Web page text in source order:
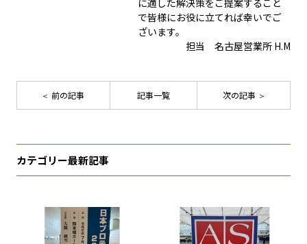
に適した解決策をご提案すること
で皆様にお役に立てれば幸いでご
ざいます。
担当 名古屋営業所 H.M
前の記事 次の記事
記事一覧
カテゴリー最新記事